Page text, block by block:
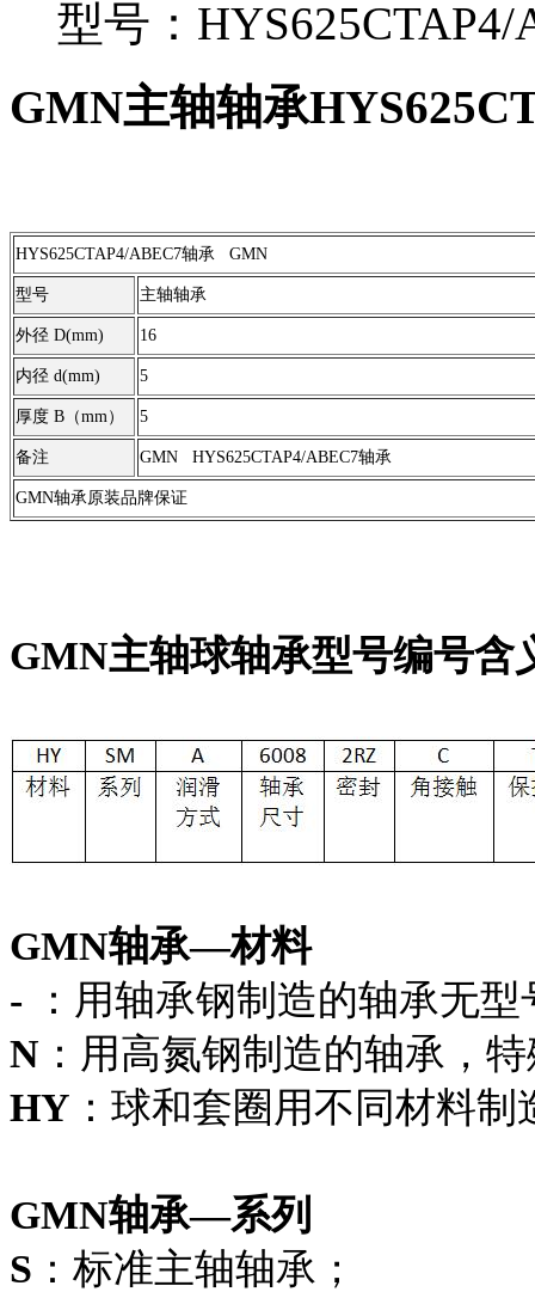
型号：HYS625CTAP4/
GMN主轴轴承
HYS625CTAP4/ABEC7轴承 GMN
型号 主轴轴承
外径 D(mm) 16
内径 d(mm) 5
厚度 B（mm） 5
备注 GMN HYS625CTAP4/ABEC7轴承
GMN轴承原装品牌保证
GMN主轴球轴承型号编号含
GMN轴承—材料
-
：用轴承钢制造的轴承无
N ：用高氮钢制造的轴承，
HY ：球和套圈用不同材料
GMN轴承—系列
S ：标准主轴轴承；